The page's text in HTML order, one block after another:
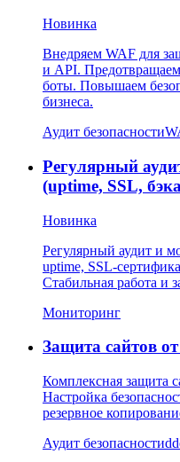
Новинка
Внедряем WAF для
и API.
боты. Повышаем
бизнеса.
Аудит безопасности
Регулярный
(uptime, SSL,
Новинка
Регулярный аудит и
uptime, SSL-
Стабильная работа и
Мониторинг
Защита сайтов
Комплексная защита
Настройка
резервное
Аудит безопасности